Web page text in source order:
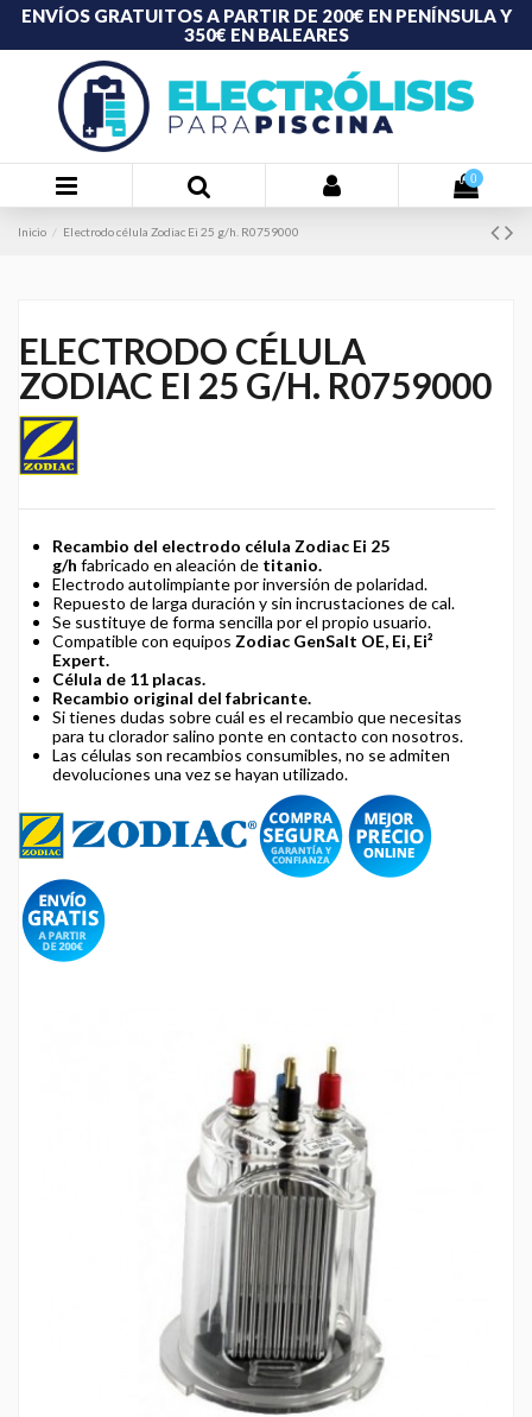
ENVÍOS GRATUITOS A PARTIR DE 200€ EN PENÍNSULA Y
350€ EN BALEARES
0
Inicio Electrodo célula Zodiac Ei 25 g/h. R0759000
ELECTRODO CÉLULA
ZODIAC EI 25 G/H. R0759000
Recambio del electrodo célula Zodiac Ei 25
g/h fabricado en aleación de titanio.
Electrodo autolimpiante por inversión de polaridad.
Repuesto de larga duración y sin incrustaciones de cal.
Se sustituye de forma sencilla por el propio usuario.
Compatible con equipos Zodiac GenSalt OE, Ei, Ei²
Expert.
Célula de 11 placas.
Recambio original del fabricante.
Si tienes dudas sobre cuál es el recambio que necesitas
para tu clorador salino ponte en contacto con nosotros.
Las células son recambios consumibles, no se admiten
devoluciones una vez se hayan utilizado.